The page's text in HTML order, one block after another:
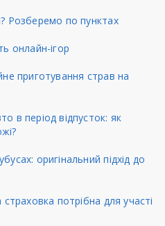
Розберемо по пунктах
онлайн-ігор
приготування страв на
в період відпусток: як
оригінальний підхід до
потрібна для участі